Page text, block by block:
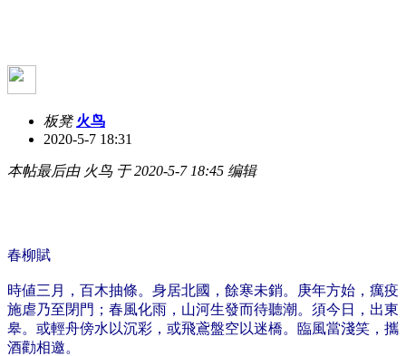
板凳 火鸟
2020-5-7 18:31
本帖最后由 火鸟 于 2020-5-7 18:45 编辑
春柳賦
時値三月，百木抽條。身居北國，餘寒未銷。庚年方始，癘疫
施虐乃至閉門；春風化雨，山河生發而待聽潮。須今日，出東
皋。或輕舟傍水以沉彩，或飛鳶盤空以迷橋。臨風當淺笑，攜
酒勸相邀。